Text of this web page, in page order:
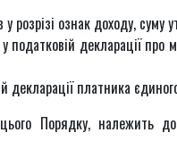
розрізі ознак доходу,
податковій декларації
декларації платника
Порядку, належить